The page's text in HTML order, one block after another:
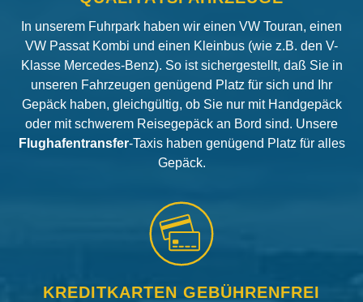
In unserem Fuhrpark haben wir einen VW Touran, einen
VW Passat Kombi und einen Kleinbus (wie z.B. den V-
Klasse Mercedes-Benz). So ist sichergestellt, daß Sie in
unseren Fahrzeugen genügend Platz für sich und Ihr
Gepäck haben, gleichgültig, ob Sie nur mit Handgepäck
oder mit schwerem Reisegepäck an Bord sind. Unsere
Flughafentransfer-Taxis haben genügend Platz für alles
Gepäck.
KREDITKARTEN GEBÜHRENFREI